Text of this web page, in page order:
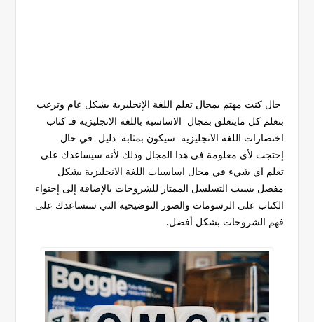
حال كنت مهتم بمجال تعلم اللغة الإنجليزية بشكل عام وترغب
بتعلم كل مايتعلق بمجال الاساسية باللغة الانجليزية فـ كتاب
اختصارات اللغة الانجليزية سيكون بمثابة دليل في حال
إحتجت لأي معلومة في هذا المجال وذلك لأنه سيساعدك على
تعلم اي شيء في مجال اساسيات اللغة الانجليزية بشكل
مفصل بسبب التسلسل الممتاز للشروحات بالإضافة إلى إحتواء
الكتاب على الرسومات والصور التوضيحية التي ستساعدك على
فهم الشروحات بشكل أفضل.